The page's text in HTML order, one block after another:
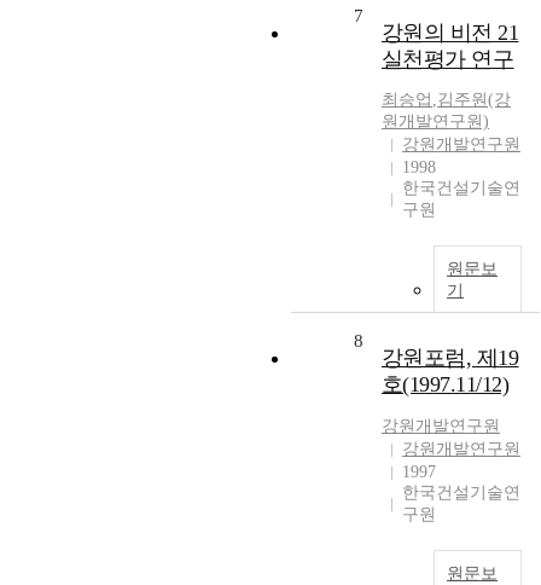
7
강원의 비전 21
실천평가 연구
최승업 ,김주원(강
원개발연구원)
강원개발연구원
1998
한국건설기술연
구원
원문보
기
8
강원포럼, 제19
호(1997.11/12)
강원개발연구원
강원개발연구원
1997
한국건설기술연
구원
원문보